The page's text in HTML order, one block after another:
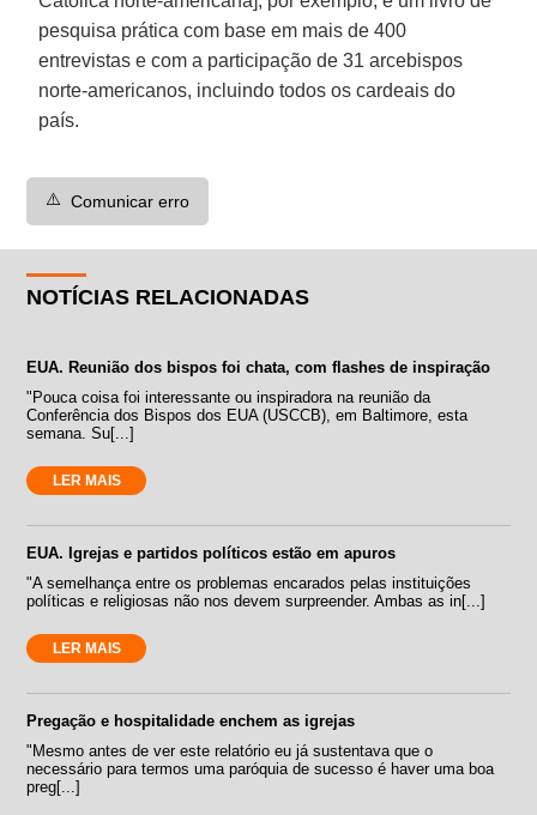
pesquisa prática com base em mais de 400
entrevistas e com a participação de 31 arcebispos
norte-americanos, incluindo todos os cardeais do
país.
⚠️ Comunicar erro
NOTÍCIAS RELACIONADAS
EUA. Reunião dos bispos foi chata, com flashes de inspiração
"Pouca coisa foi interessante ou inspiradora na reunião da
Conferência dos Bispos dos EUA (USCCB), em Baltimore, esta
semana. Su[...]
LER MAIS
EUA. Igrejas e partidos políticos estão em apuros
"A semelhança entre os problemas encarados pelas instituições
políticas e religiosas não nos devem surpreender. Ambas as in[...]
LER MAIS
Pregação e hospitalidade enchem as igrejas
"Mesmo antes de ver este relatório eu já sustentava que o
necessário para termos uma paróquia de sucesso é haver uma boa
preg[...]